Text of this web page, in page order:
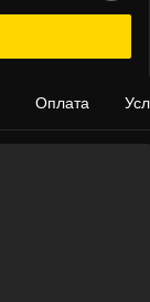
Оплата